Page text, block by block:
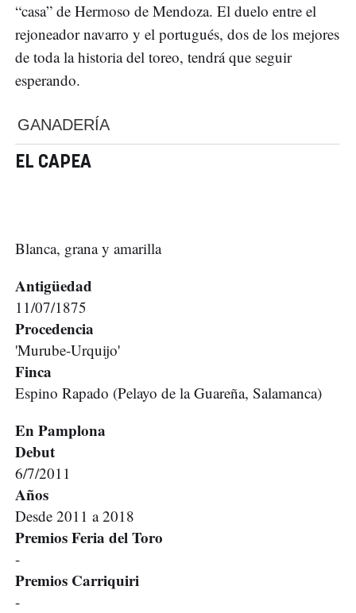
“casa” de Hermoso de Mendoza. El duelo entre el
rejoneador navarro y el portugués, dos de los mejores
de toda la historia del toreo, tendrá que seguir
esperando.
GANADERÍA
EL CAPEA
Blanca, grana y amarilla
Antigüedad
11/07/1875
Procedencia
'Murube-Urquijo'
Finca
Espino Rapado (Pelayo de la Guareña, Salamanca)
En Pamplona
Debut
6/7/2011
Años
Desde 2011 a 2018
Premios Feria del Toro
-
Premios Carriquiri
-